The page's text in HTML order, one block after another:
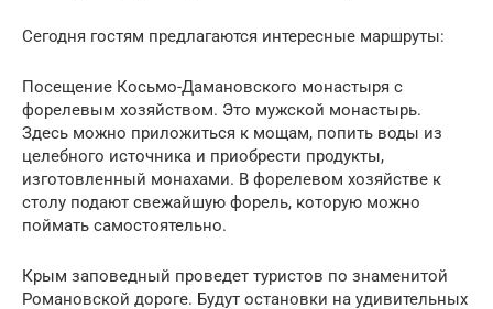
Сегодня гостям предлагаются интересные маршруты:
Посещение Косьмо-Дамановского монастыря с
форелевым хозяйством. Это мужской монастырь.
Здесь можно приложиться к мощам, попить воды из
целебного источника и приобрести продукты,
изготовленный монахами. В форелевом хозяйстве к
столу подают свежайшую форель, которую можно
поймать самостоятельно.
Крым заповедный проведет туристов по знаменитой
Романовской дороге. Будут остановки на удивительных